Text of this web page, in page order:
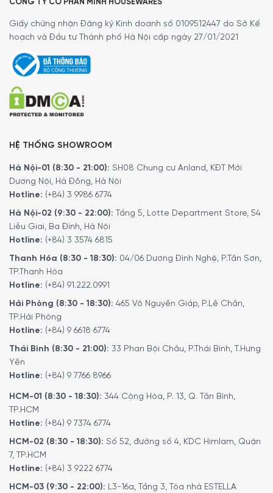
Hotline: 1900 6774hoặc
Hoặc Đặt hàng trực tiếp trên website, Minh House sẽ
gọi lại để xác nhận đơn hàng với quý khách.
showroom
Minh House
trên toàn quốc để trải
nghiệm sản phẩm này.
MINH HOUSE CAM KẾT
Giao hàng nhanh chóng toàn quốc.
Bảo hành bằng thẻ bảo hành chính hãng từ công ty.
Hàng đúng nguồn gốc, chính hãng, nhập khẩu Đức & EU.
Ngoài ra quý khách có thể tham khảo thêm các sản
phẩmnồi, bộ nồikhác.Tại đây.
CÔNG TY CỔ PHẦN MINH HOUSEWARES
Giấy chứng nhận Đăng ký Kinh doanh số 0109512447 do Sở Kế
hoạch và Đầu tư Thành phố Hà Nội cấp ngày 27/01/2021
HỆ THỐNG SHOWROOM
Hà Nội-01 (8:30 - 21:00): SH08 Chung cư Anland, KĐT Mới
Dương Nội, Hà Đông, Hà Nội
Hotline: (+84) 3 9986 6774
Hà Nội-02 (9:30 - 22:00): Tầng 5, Lotte Department Store, 54
Liễu Giai, Ba Đình, Hà Nội
Hotline: (+84) 3 3574 6815
Thanh Hóa (8:30 - 18:30): 04/06 Dương Đình Nghệ, P.Tân Sơn,
TP.Thanh Hóa
Hotline: (+84) 91.222.0991
Hải Phòng (8:30 - 18:30): 465 Võ Nguyên Giáp, P.Lê Chân,
TP.Hải Phòng
Hotline: (+84) 9 6618 6774
Thái Bình (8:30 - 21:00): 33 Phan Bội Châu, P.Thái Bình, T.Hưng
Yên
Hotline: (+84) 9 7766 8966
HCM-01 (8:30 - 18:30): 344 Cộng Hòa, P. 13, Q. Tân Bình,
TP.HCM
Hotline: (+84) 9 7374 6774
HCM-02 (8:30 - 18:30): Số 52, đường số 4, KDC Himlam, Quận
7, TP.HCM
Hotline: (+84) 3 9222 6774
HCM-03 (9:30 - 22:00): L3-16a, Tầng 3, Tòa nhà ESTELLA